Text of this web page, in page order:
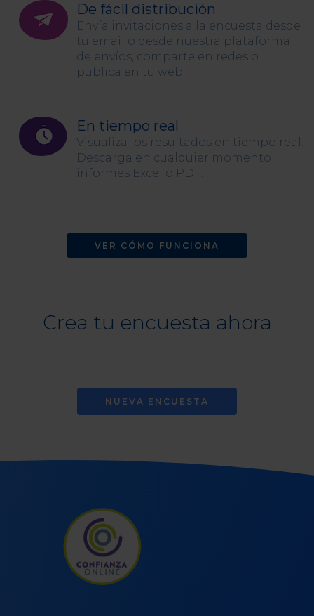
De fácil distribución
Envía invitaciones a la encuesta desde
tu email o desde nuestra plataforma
de envíos, comparte en redes o
publica en tu web.
En tiempo real
Visualiza los resultados en tiempo real.
Descarga en cualquier momento
informes Excel o PDF.
VER CÓMO FUNCIONA
Crea tu encuesta ahora
NUEVA ENCUESTA